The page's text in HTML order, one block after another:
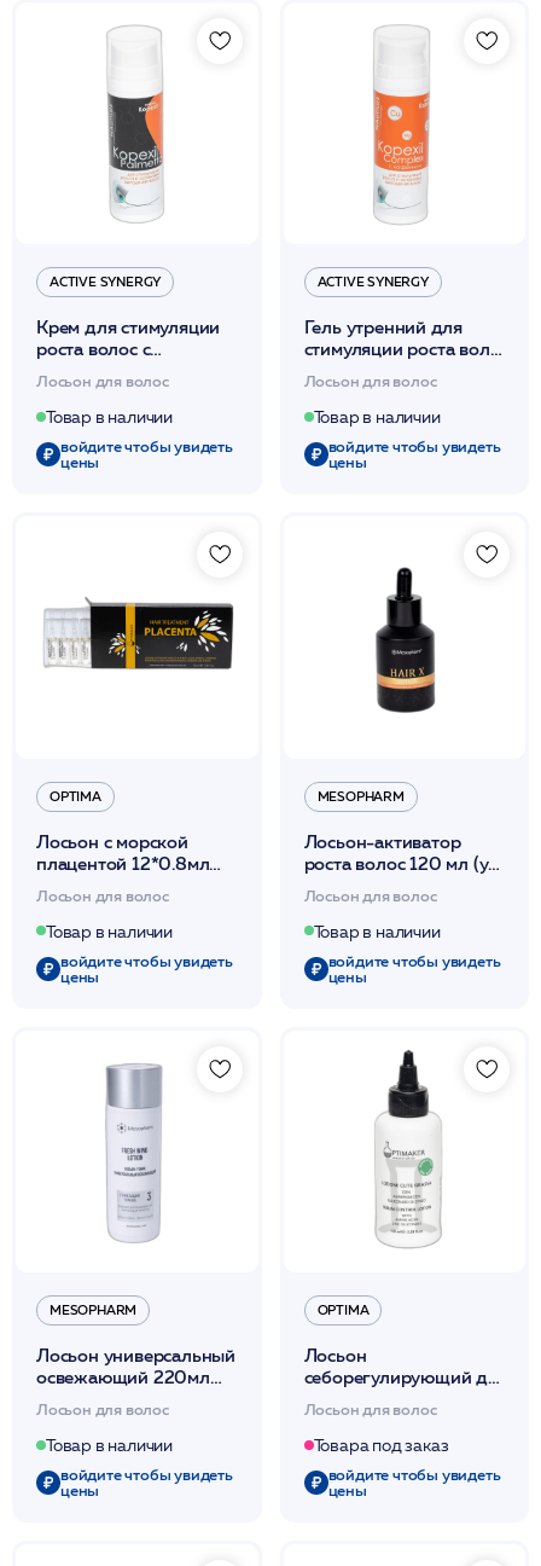
ACTIVE SYNERGY
Крем для стимуляции
роста волос с
Копексилом 50мл
/Active Synergy
Лосьон для волос
Товар в наличии
войдите чтобы увидеть
цены
ACTIVE SYNERGY
Гель утренний для
стимуляции роста волос
с Копексилом 50мл
/Active Synergy*
Лосьон для волос
Товар в наличии
войдите чтобы увидеть
цены
OPTIMA
Лосьон с морской
плацентой 12*0.8мл
/Lozione Placenta
Marina /Optima*
Лосьон для волос
Товар в наличии
войдите чтобы увидеть
цены
MESOPHARM
Лосьон-активатор
роста волос 120 мл (уп
2*60мл) /HAIR X
LOTION/MESOPHARM
Лосьон для волос
Товар в наличии
войдите чтобы увидеть
цены
MESOPHARM
Лосьон универсальный
освежающий 220мл
/FRESH WIND LOTION
/MESOPHARM
Лосьон для волос
Товар в наличии
войдите чтобы увидеть
цены
OPTIMA
Лосьон
себорегулирующий для
жирных волос 100мл
/Lozione Cute Grassa
/Optima*
Лосьон для волос
Товара под заказ
войдите чтобы увидеть
цены